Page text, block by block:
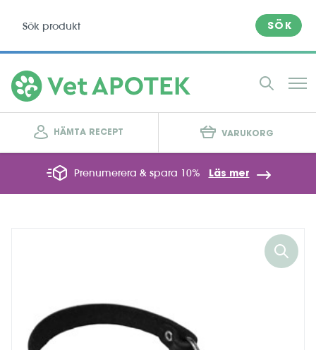
SÖK
HÄMTA RECEPT VARUKORG
Prenumerera & spara 10% Läs mer